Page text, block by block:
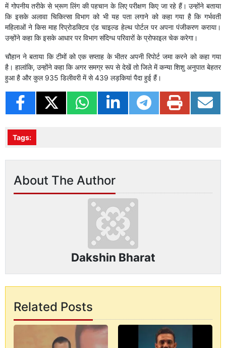
में गोपनीय तरीके से भ्रूण लिंग की पहचान के लिए परीक्षण किए जा रहे हैं। उन्होंने बताया
कि इसके अलावा चिकित्सा विभाग को भी यह पता लगाने को कहा गया है कि गर्भवती
महिलाओं ने किस माह रिप्रोडक्टिव एंड चाइल्ड हेल्थ पोर्टल पर अपना पंजीकरण कराया।
उन्होंने कहा कि इसके आधार पर विभाग संदिग्ध परिवारों के प्रोफाइल चेक करेगा।
चौहान ने बताया कि टीमों को एक सप्ताह के भीतर अपनी रिपोर्ट जमा करने को कहा गया
है। हालांकि, उन्होंने कहा कि अगर समग्र रूप से देखें तो जिले में कन्या शिशु अनुपात बेहतर
हुआ है और कुल 935 डिलीवरी में से 439 लड़कियां पैदा हुई हैं।
Tags:
About The Author
Dakshin Bharat
Related Posts